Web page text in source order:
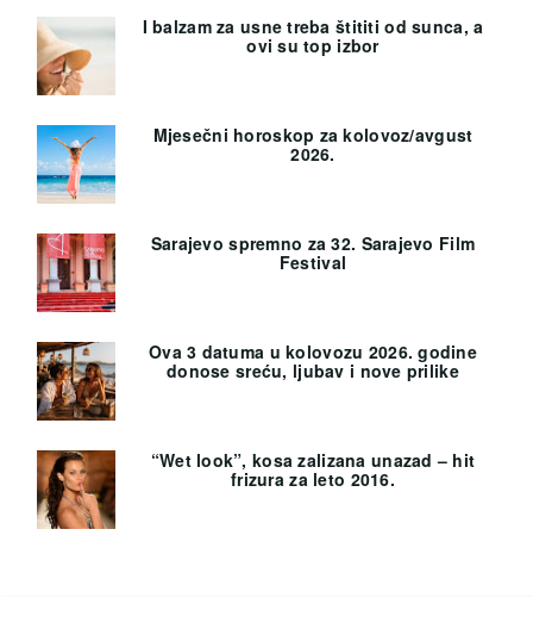
I balzam za usne treba štititi od sunca, a
ovi su top izbor
Mjesečni horoskop za kolovoz/avgust
2026.
Sarajevo spremno za 32. Sarajevo Film
Festival
Ova 3 datuma u kolovozu 2026. godine
donose sreću, ljubav i nove prilike
“Wet look”, kosa zalizana unazad – hit
frizura za leto 2016.